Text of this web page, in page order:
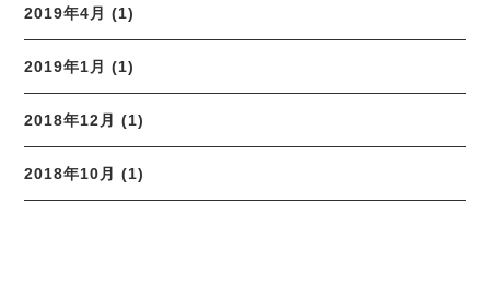
2019年4月 (1)
2019年1月 (1)
2018年12月 (1)
2018年10月 (1)